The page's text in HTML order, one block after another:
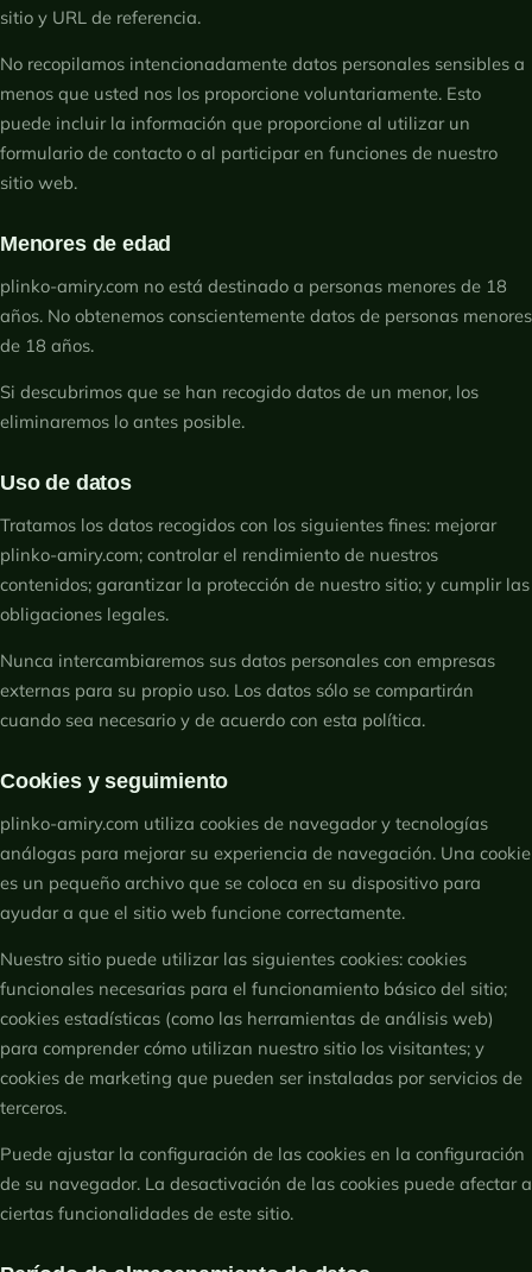
sitio y URL de referencia.
No recopilamos intencionadamente datos personales sensibles a
menos que usted nos los proporcione voluntariamente. Esto
puede incluir la información que proporcione al utilizar un
formulario de contacto o al participar en funciones de nuestro
sitio web.
Menores de edad
plinko-amiry.com no está destinado a personas menores de 18
años. No obtenemos conscientemente datos de personas menores
de 18 años.
Si descubrimos que se han recogido datos de un menor, los
eliminaremos lo antes posible.
Uso de datos
Tratamos los datos recogidos con los siguientes fines: mejorar
plinko-amiry.com; controlar el rendimiento de nuestros
contenidos; garantizar la protección de nuestro sitio; y cumplir las
obligaciones legales.
Nunca intercambiaremos sus datos personales con empresas
externas para su propio uso. Los datos sólo se compartirán
cuando sea necesario y de acuerdo con esta política.
Cookies y seguimiento
plinko-amiry.com utiliza cookies de navegador y tecnologías
análogas para mejorar su experiencia de navegación. Una cookie
es un pequeño archivo que se coloca en su dispositivo para
ayudar a que el sitio web funcione correctamente.
Nuestro sitio puede utilizar las siguientes cookies: cookies
funcionales necesarias para el funcionamiento básico del sitio;
cookies estadísticas (como las herramientas de análisis web)
para comprender cómo utilizan nuestro sitio los visitantes; y
cookies de marketing que pueden ser instaladas por servicios de
terceros.
Puede ajustar la configuración de las cookies en la configuración
de su navegador. La desactivación de las cookies puede afectar a
ciertas funcionalidades de este sitio.